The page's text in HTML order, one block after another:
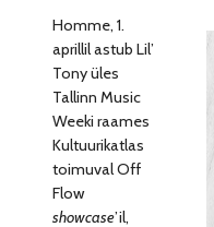
Homme, 1.
aprillil astub Lil’
Tony üles
Tallinn Music
Weeki raames
Kultuurikatlas
toimuval Off
Flow
showcase’il,